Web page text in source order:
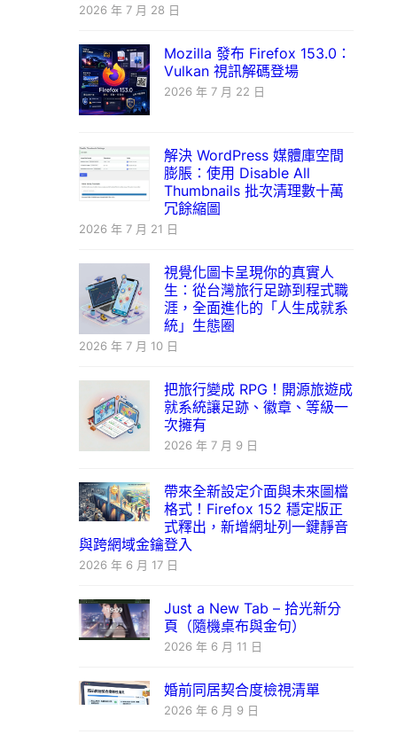
2026 年 7 月 28 日
Mozilla 發布 Firefox 153.0：
Vulkan 視訊解碼登場
2026 年 7 月 22 日
解決 WordPress 媒體庫空間
膨脹：使用 Disable All
Thumbnails 批次清理數十萬
冗餘縮圖
2026 年 7 月 21 日
視覺化圖卡呈現你的真實人
生：從台灣旅行足跡到程式職
涯，全面進化的「人生成就系
統」生態圈
2026 年 7 月 10 日
把旅行變成 RPG！開源旅遊成
就系統讓足跡、徽章、等級一
次擁有
2026 年 7 月 9 日
帶來全新設定介面與未來圖檔
格式！Firefox 152 穩定版正
式釋出，新增網址列一鍵靜音
與跨網域金鑰登入
2026 年 6 月 17 日
Just a New Tab – 拾光新分
頁（隨機桌布與金句）
2026 年 6 月 11 日
婚前同居契合度檢視清單
2026 年 6 月 9 日